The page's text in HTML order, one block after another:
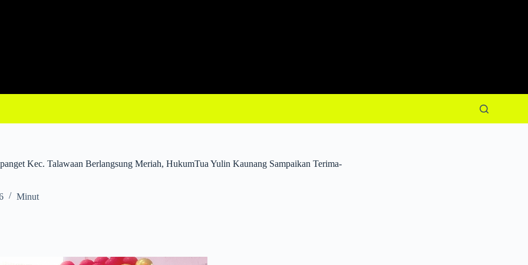
Kec. Talawaan Berlangsung Meriah, HukumTua Yulin Kaunang Sampaikan Terima-
Minut